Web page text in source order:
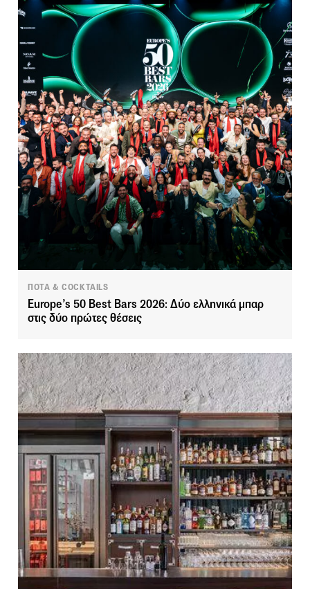
ΠΟΤΑ & COCKTAILS
Europe’s 50 Best Bars 2026: Δύο ελληνικά μπαρ
στις δύο πρώτες θέσεις